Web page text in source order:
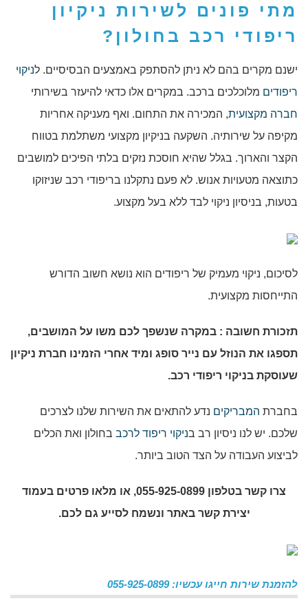
מתי פונים לשירות
ניקיון
ריפודי רכב בחולון ?
ישנם מקרים בהם לא ניתן להסתפק באמצעים הבסיסיים. לניקוי
ריפודים מלוכלכים ברכב. במקרים אלו כדאי להיעזר בשירותי
חברה מקצועית, המכירה את התחום. ואף מעניקה אחריות
מקיפה על שירותיה. השקעה בניקיון מקצועי משתלמת בטווח
הקצר והארוך. בגלל שהיא חוסכת נזקים בלתי הפיכים למושבים
כתוצאה מטעויות אנוש. לא פעם נתקלנו בריפודי רכב שניזוקו
בטעות, בניסיון ניקוי לבד ללא בעל מקצוע.
לסיכום, ניקוי מעמיק של ריפודים הוא נושא חשוב הדורש
התייחסות מקצועית.
תזכורת חשובה : במקרה שנשפך לכם משו על המושבים,
תספגו את הנוזל עם נייר סופג ומיד אחרי הזמינו חברת ניקיון
שעוסקת בניקוי ריפודי רכב.
בחברת המבריקים נדע להתאים את השירות שלנו לצרכים
שלכם. יש לנו ניסיון רב בניקוי ריפוד לרכב בחולון ואת הכלים
לביצוע העבודה על הצד הטוב ביותר.
צרו קשר בטלפון 055-925-0899, או מלאו פרטים בעמוד
יצירת קשר באתר ונשמח לסייע גם לכם.
להזמנת שירות חייגו עכשיו: 055-925-0899